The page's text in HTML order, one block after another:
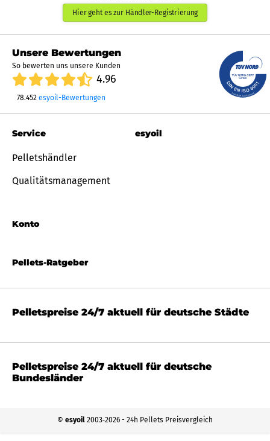
Hier geht es zur Händler-Registrierung
Unsere Bewertungen
So bewerten uns unsere Kunden
4.96
78.452 esyoil-Bewertungen
Pellets-Ratgeber
Service
Pelletshändler
Qualitätsmanagement
Konto
esyoil
Pelletspreise 24/7 aktuell für deutsche Städte
Pelletspreise 24/7 aktuell für deutsche
Bundesländer
© esyoil 2003‐2026 - 24h Pellets Preisvergleich